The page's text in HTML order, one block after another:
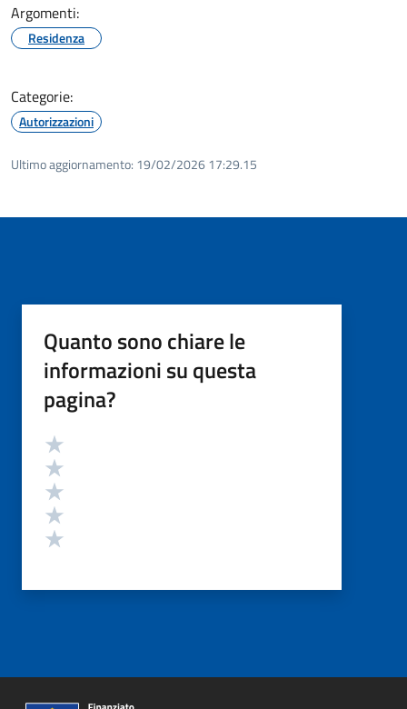
Argomenti:
Residenza
Categorie:
Autorizzazioni
Ultimo aggiornamento: 19/02/2026 17:29.15
Quanto sono chiare le
informazioni su questa
pagina?
Valutazione